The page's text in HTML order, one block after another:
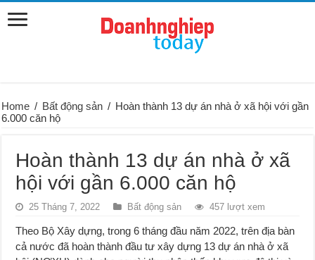
Home / Bất động sản / Hoàn thành 13 dự án nhà ở xã hội với gần
6.000 căn hộ
Hoàn thành 13 dự án nhà ở xã
hội với gần 6.000 căn hộ
25 Tháng 7, 2022 Bất động sản 457 lượt xem
Theo Bộ Xây dựng, trong 6 tháng đầu năm 2022, trên địa bàn
cả nước đã hoàn thành đầu tư xây dựng 13 dự án nhà ở xã